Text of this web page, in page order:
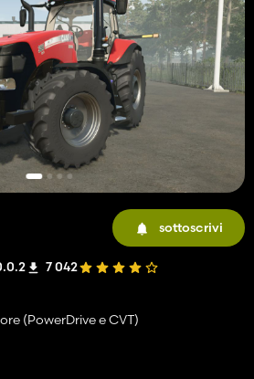
sottoscrivi
7 042
(PowerDrive e CVT)